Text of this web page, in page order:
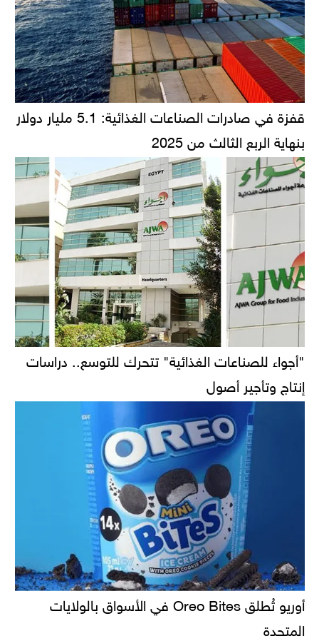
قفزة في صادرات الصناعات الغذائية: 5.1 مليار دولار
بنهاية الربع الثالث من 2025
"أجواء للصناعات الغذائية" تتحرك للتوسع.. دراسات
إنتاج وتأجير أصول
أوريو تُطلق Oreo Bites في الأسواق بالولايات
المتحدة